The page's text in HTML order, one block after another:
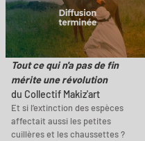
Tout ce qui n'a pas de fin
mérite une révolution
du Collectif Makiz'art
Et si l’extinction des espèces
affectait aussi les petites
cuillères et les chaussettes ?